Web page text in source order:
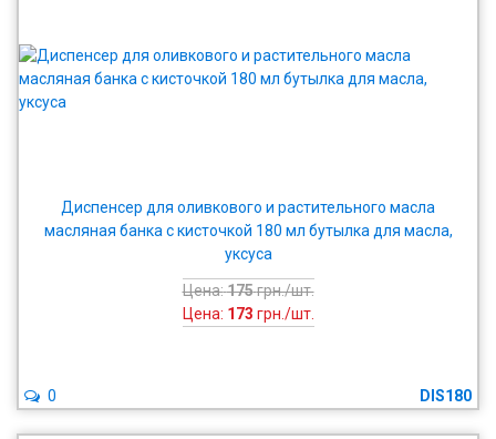
Диспенсер для оливкового и растительного масла
масляная банка с кисточкой 180 мл бутылка для масла,
уксуса
Цена:175грн./шт.
Цена: 173 грн./шт.
DIS180
0